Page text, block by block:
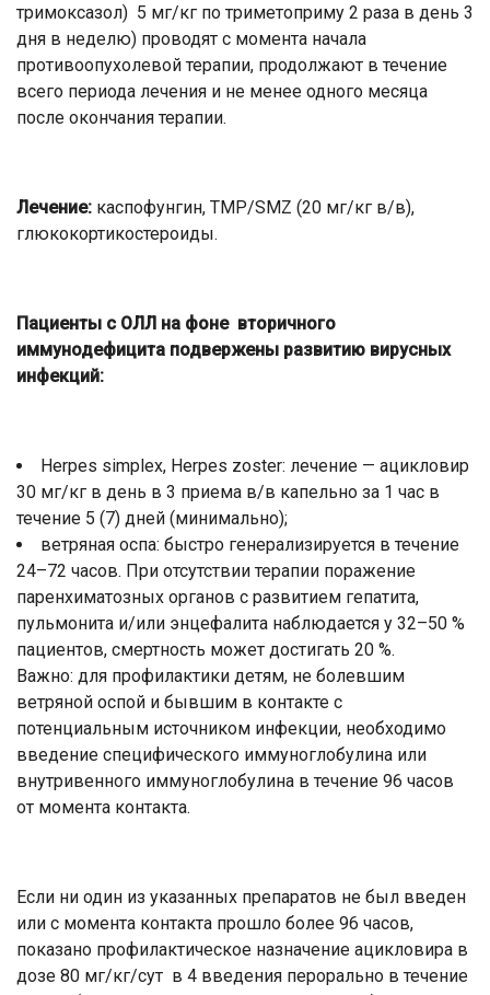
тримоксазол) 5 мг/кг по триметоприму 2 раза в день 3
дня в неделю) проводят с момента начала
противоопухолевой терапии, продолжают в течение
всего периода лечения и не менее одного месяца
после окончания терапии.
Лечение: каспофунгин, TMP/SMZ (20 мг/кг в/в),
глюкокортикостероиды.
Пациенты с ОЛЛ на фоне вторичного
иммунодефицита подвержены развитию вирусных
инфекций:
Herpes simplex, Herpes zoster: лечение — ацикловир
30 мг/кг в день в 3 приема в/в капельно за 1 час в
течение 5 (7) дней (минимально);
ветряная оспа: быстро генерализируется в течение
24–72 часов. При отсутствии терапии поражение
паренхиматозных органов с развитием гепатита,
пульмонита и/или энцефалита наблюдается у 32–50 %
пациентов, смертность может достигать 20 %.
Важно: для профилактики детям, не болевшим
ветряной оспой и бывшим в контакте с
потенциальным источником инфекции, необходимо
введение специфического иммуноглобулина или
внутривенного иммуноглобулина в течение 96 часов
от момента контакта.
Если ни один из указанных препаратов не был введен
или с момента контакта прошло более 96 часов,
показано профилактическое назначение ацикловира в
дозе 80 мг/кг/сут в 4 введения перорально в течение